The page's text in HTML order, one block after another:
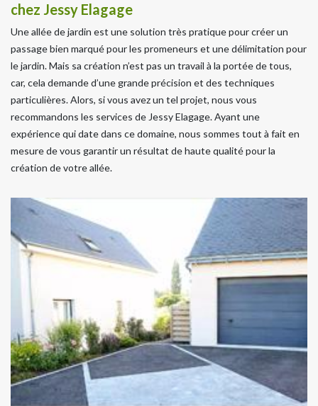
chez Jessy Elagage
Une allée de jardin est une solution très pratique pour créer un
passage bien marqué pour les promeneurs et une délimitation pour
le jardin. Mais sa création n’est pas un travail à la portée de tous,
car, cela demande d’une grande précision et des techniques
particulières. Alors, si vous avez un tel projet, nous vous
recommandons les services de Jessy Elagage. Ayant une
expérience qui date dans ce domaine, nous sommes tout à fait en
mesure de vous garantir un résultat de haute qualité pour la
création de votre allée.